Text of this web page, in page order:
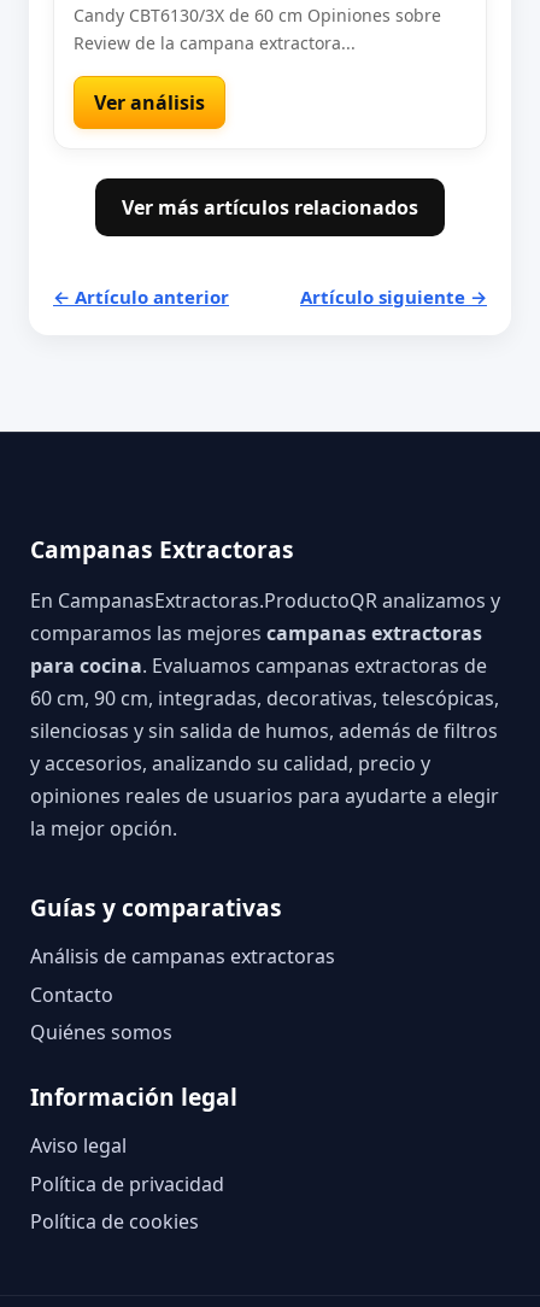
Candy CBT6130/3X de 60 cm Opiniones sobre
Review de la campana extractora...
Ver análisis
Ver más artículos relacionados
← Artículo anterior Artículo siguiente →
Campanas Extractoras
En CampanasExtractoras.ProductoQR analizamos y
comparamos las mejores campanas extractoras
para cocina. Evaluamos campanas extractoras de
60 cm, 90 cm, integradas, decorativas, telescópicas,
silenciosas y sin salida de humos, además de filtros
y accesorios, analizando su calidad, precio y
opiniones reales de usuarios para ayudarte a elegir
la mejor opción.
Guías y comparativas
Análisis de campanas extractoras
Contacto
Quiénes somos
Información legal
Aviso legal
Política de privacidad
Política de cookies